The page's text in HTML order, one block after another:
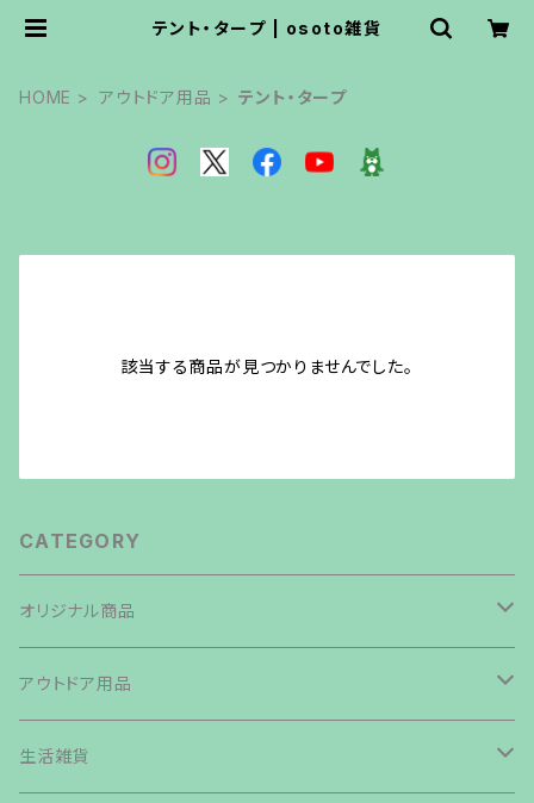
テント・タープ | osoto雑貨
HOME アウトドア用品 テント・タープ
該当する商品が見つかりませんでした。
CATEGORY
オリジナル商品
焚き火台
鉄板・ペグ
アウトドア用品
テント・タープ
生活雑貨